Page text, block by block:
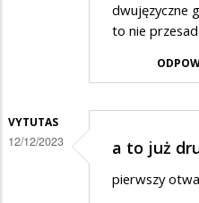
dwujęzyczne
to nie
VYTUTAS
12/12/2023 a to już
pierwszy